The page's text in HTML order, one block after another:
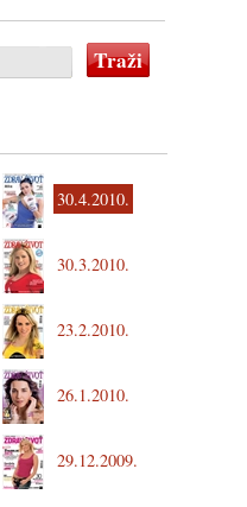
30.4.2010.
30.3.2010.
23.2.2010.
26.1.2010.
29.12.2009.